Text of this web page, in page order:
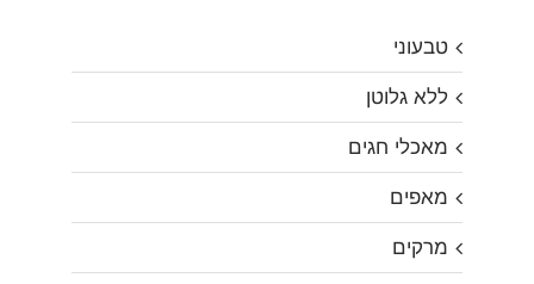
טבעוני
ללא גלוטן
מאכלי חגים
מאפים
מרקים